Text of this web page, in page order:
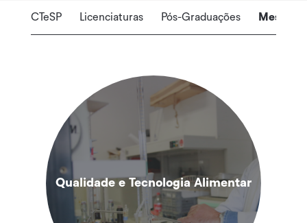
CTeSP Licenciaturas Pós-Graduações
Qualidade e Tecnologia Alimentar